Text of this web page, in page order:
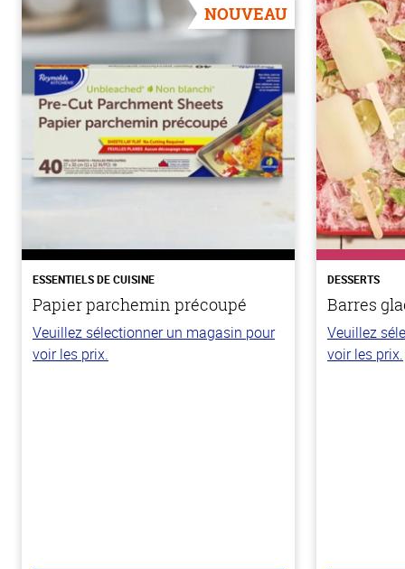
NOUVEAU
ESSENTIELS DE CUISINE
Papier parchemin précoupé
Veuillez sélectionner un magasin pour
voir les prix.
DESSERTS
Barres
Veuillez
voir les prix.